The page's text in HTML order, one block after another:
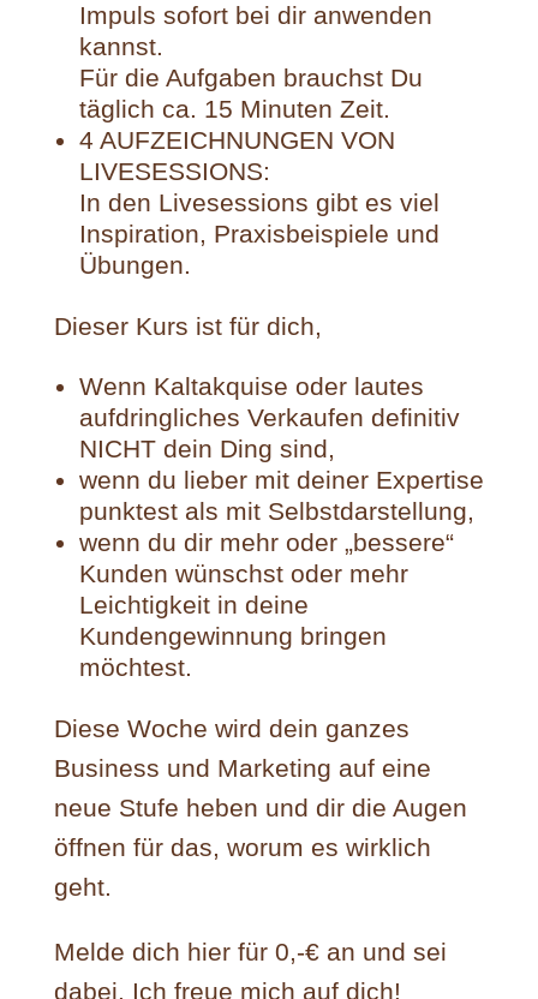
Impuls sofort bei dir anwenden
kannst.
Für die Aufgaben brauchst Du
täglich ca. 15 Minuten Zeit.
4 AUFZEICHNUNGEN VON
LIVESESSIONS:
In den Livesessions gibt es viel
Inspiration, Praxisbeispiele und
Übungen.
Dieser Kurs ist für dich,
Wenn Kaltakquise oder lautes
aufdringliches Verkaufen definitiv
NICHT dein Ding sind,
wenn du lieber mit deiner Expertise
punktest als mit Selbstdarstellung,
wenn du dir mehr oder „bessere“
Kunden wünschst oder mehr
Leichtigkeit in deine
Kundengewinnung bringen
möchtest.
Diese Woche wird dein ganzes
Business und Marketing auf eine
neue Stufe heben und dir die Augen
öffnen für das, worum es wirklich
geht.
Melde dich hier für 0,-€ an und sei
dabei. Ich freue mich auf dich!